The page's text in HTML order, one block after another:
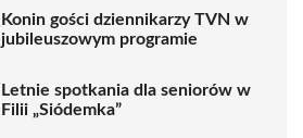
Konin gości dziennikarzy TVN w
jubileuszowym programie
Letnie spotkania dla seniorów w
Filii „Siódemka”